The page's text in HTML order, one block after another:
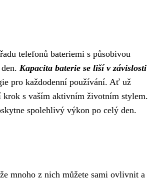
telefonů bateriemi s působivou
Kapacita baterie se liší v závislosti
pro každodenní používání. Ať už
krok s vaším aktivním životním stylem.
spolehlivý výkon po celý den.
mnoho z nich můžete sami ovlivnit a